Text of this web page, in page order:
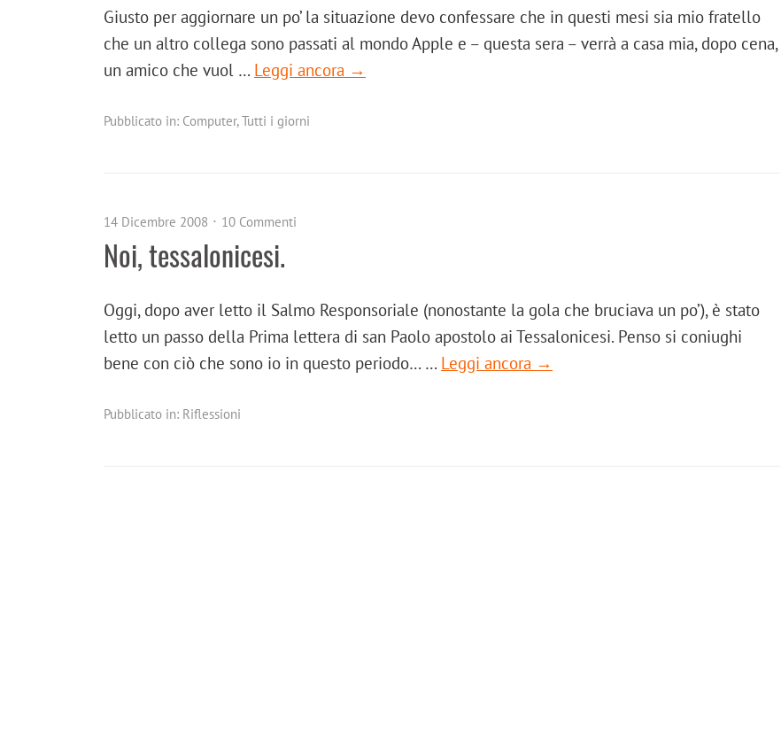
Giusto per aggiornare un po’ la situazione devo confessare che in questi mesi sia mio fratello
che un altro collega sono passati al mondo Apple e – questa sera – verrà a casa mia, dopo cena,
un amico che vuol … Leggi ancora →
Pubblicato in: Computer,Tutti i giorni
14 Dicembre 2008 10 Commenti
Noi, tessalonicesi.
Oggi, dopo aver letto il Salmo Responsoriale (nonostante la gola che bruciava un po’), è stato
letto un passo della Prima lettera di san Paolo apostolo ai Tessalonicesi. Penso si coniughi
bene con ciò che sono io in questo periodo… … Leggi ancora →
Pubblicato in: Riflessioni